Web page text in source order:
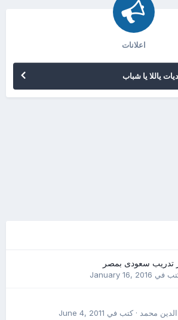
اعلانات
ياللا يا شباب
تدريب سعودى بمصر
في January 16, 2016
محمد· كتب في June 4, 2011